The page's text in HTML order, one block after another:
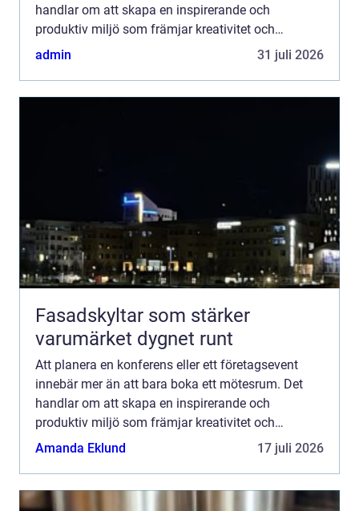
handlar om att skapa en inspirerande och
produktiv miljö som främjar kreativitet och
samarbete. I Halmstad, den pittoreska s...
admin 31 juli 2026
Fasadskyltar som stärker
varumärket dygnet runt
Att planera en konferens eller ett företagsevent
innebär mer än att bara boka ett mötesrum. Det
handlar om att skapa en inspirerande och
produktiv miljö som främjar kreativitet och
samarbete. I Halmstad, den pittoreska s...
Amanda Eklund 17 juli 2026